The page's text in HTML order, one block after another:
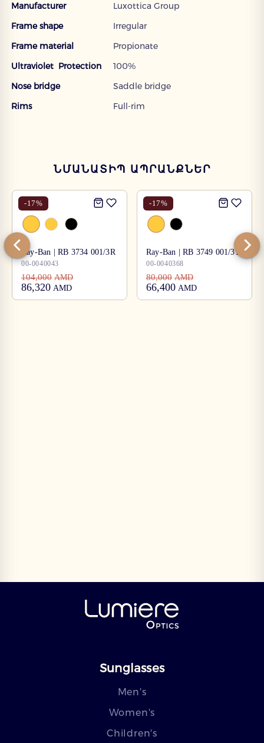
Manufacturer
Luxottica Group
Frame shape
Irregular
Frame material
Propionate
Ultraviolet Protection
100%
Nose bridge
Saddle bridge
Rims
Full-rim
ՆՄԱՆԱՏԻՊ ԱՊՐԱՆՔՆԵՐ
-17%
Ray-Ban | RB 3734 001/3R
00-0040043
104,000 AMD
86,320 AMD
-17%
Ray-Ban | RB 3749 001/31
00-0040368
80,000 AMD
66,400 AMD
Sunglasses
Men's
Women's
Children's